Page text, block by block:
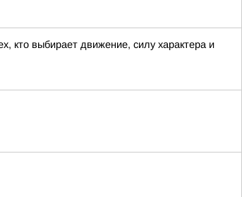
кто выбирает движение, силу характера и